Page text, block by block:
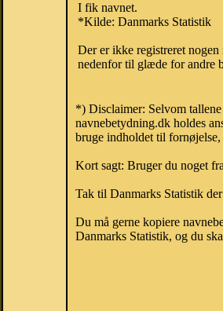
I fik navnet.
*Kilde: Danmarks Statistik
Der er ikke registreret
nedenfor til glæde for andre
*) Disclaimer: Selvom
navnebetydning.dk holdes
bruge indholdet til
Kort sagt: Bruger du noget
Tak til Danmarks Statistik
Du må gerne kopiere
Danmarks Statistik, og du